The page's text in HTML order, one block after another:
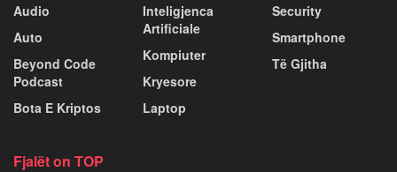
Audio
Auto
Beyond Code
Podcast
Bota E Kriptos
Inteligjenca
Artificiale
Kompiuter
Kryesore
Laptop
Security
Smartphone
Të Gjitha
Fjalët on TOP